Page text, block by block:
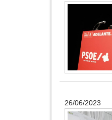
26/06/2023